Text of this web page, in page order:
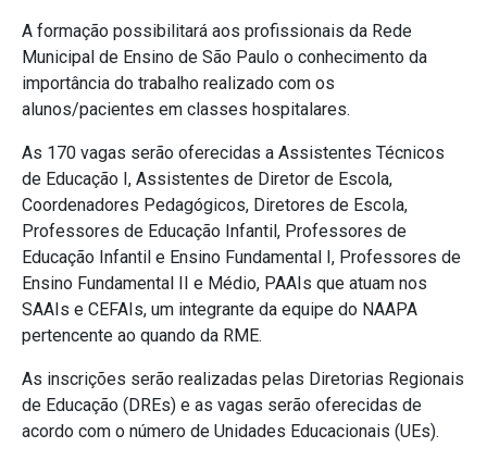
A formação possibilitará aos profissionais da Rede
Municipal de Ensino de São Paulo o conhecimento da
importância do trabalho realizado com os
alunos/pacientes em classes hospitalares.
As 170 vagas serão oferecidas a Assistentes Técnicos
de Educação I, Assistentes de Diretor de Escola,
Coordenadores Pedagógicos, Diretores de Escola,
Professores de Educação Infantil, Professores de
Educação Infantil e Ensino Fundamental I, Professores de
Ensino Fundamental II e Médio, PAAIs que atuam nos
SAAIs e CEFAIs, um integrante da equipe do NAAPA
pertencente ao quando da RME.
As inscrições serão realizadas pelas Diretorias Regionais
de Educação (DREs) e as vagas serão oferecidas de
acordo com o número de Unidades Educacionais (UEs).